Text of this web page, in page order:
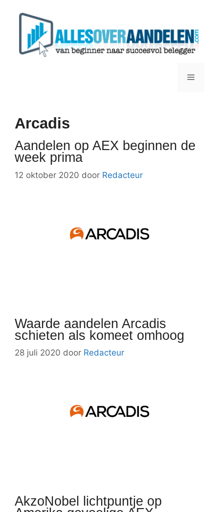
Menu
Arcadis
Aandelen op AEX beginnen de
week prima
12 oktober 2020 door Redacteur
Waarde aandelen Arcadis
schieten als komeet omhoog
28 juli 2020 door Redacteur
AkzoNobel lichtpuntje op